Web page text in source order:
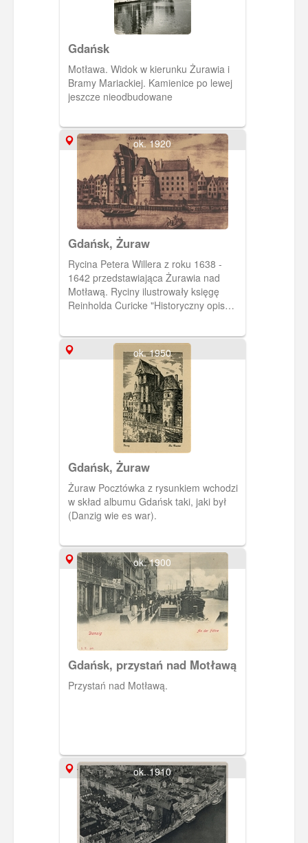
Gdańsk
Motława. Widok w kierunku Żurawia i
Bramy Mariackiej. Kamienice po lewej
jeszcze nieodbudowane
ok. 1920
Gdańsk, Żuraw
Rycina Petera Willera z roku 1638 -
1642 przedstawiająca Żurawia nad
Motławą. Ryciny ilustrowały księgę
Reinholda Curicke "Historyczny opis
historische Beschreibung") napisaną w
latach 1638-1642. Księga została
wydana dopiero w 1687. Powodem
opóźniania wydania była zawarta w
książce krytyka władz Gdańska i
pozytywne uwagi o kalwinizmie, którego
wyznawcą był autor.
ok. 1950
Gdańsk, Żuraw
Żuraw Pocztówka z rysunkiem wchodzi
w skład albumu Gdańsk taki, jaki był
(Danzig wie es war).
ok. 1900
Gdańsk, przystań nad Motławą
Przystań nad Motławą.
ok. 1910